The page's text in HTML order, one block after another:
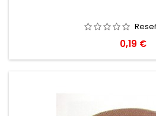
Precio
0,19 €